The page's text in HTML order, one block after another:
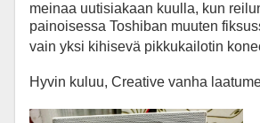
meinaa uutisiakaan kuulla, kun
painoisessa Toshiban muuten
vain yksi kihisevä pikkukailotin
Hyvin kuluu, Creative vanha